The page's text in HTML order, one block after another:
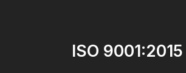
ISO 9001:2015